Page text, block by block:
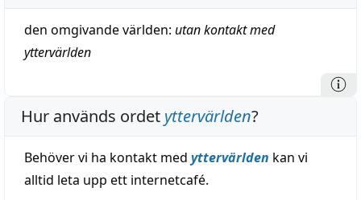
den omgivandevärlden: utankontaktmed
yttervärlden
Hur används ordet yttervärlden?
Behöver vi ha kontakt med yttervärlden kan vi
alltid leta upp ett internetcafé.